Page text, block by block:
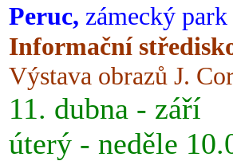
Peruc, zámecký park
Informační
Výstava obrazů J.
11. dubna - září
úterý - neděle